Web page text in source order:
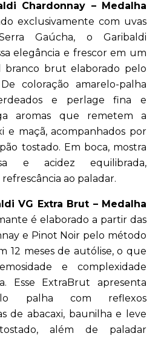
Chardonnay – Medalha
exclusivamente com uvas
Gaúcha, o Garibaldi
elegância e frescor em um
branco brut elaborado pelo
coloração amarelo-palha
e perlage fina e
aromas que remetem a
e maçã, acompanhados por
tostado. Em boca, mostra
e acidez equilibrada,
ao paladar.
VG Extra Brut – Medalha
é elaborado a partir das
e Pinot Noir pelo método
12 meses de autólise, o que
e complexidade
Esse ExtraBrut apresenta
palha com reflexos
de abacaxi, baunilha e leve
além de paladar